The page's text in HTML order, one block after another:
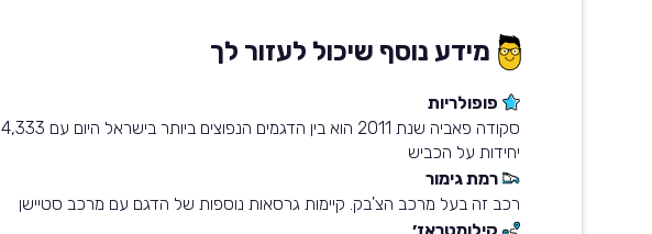
מידע נוסף שיכול לעזור לך
פופולריות
סקודה פאביה שנת 2011 הוא בין הדגמים הנפוצים ביותר בישראל היום עם 4,333
יחידות על הכביש
רמת גימור
רכב זה בעל מרכב הצ'בק. קיימות גרסאות נוספות של הדגם עם מרכב סטיישן